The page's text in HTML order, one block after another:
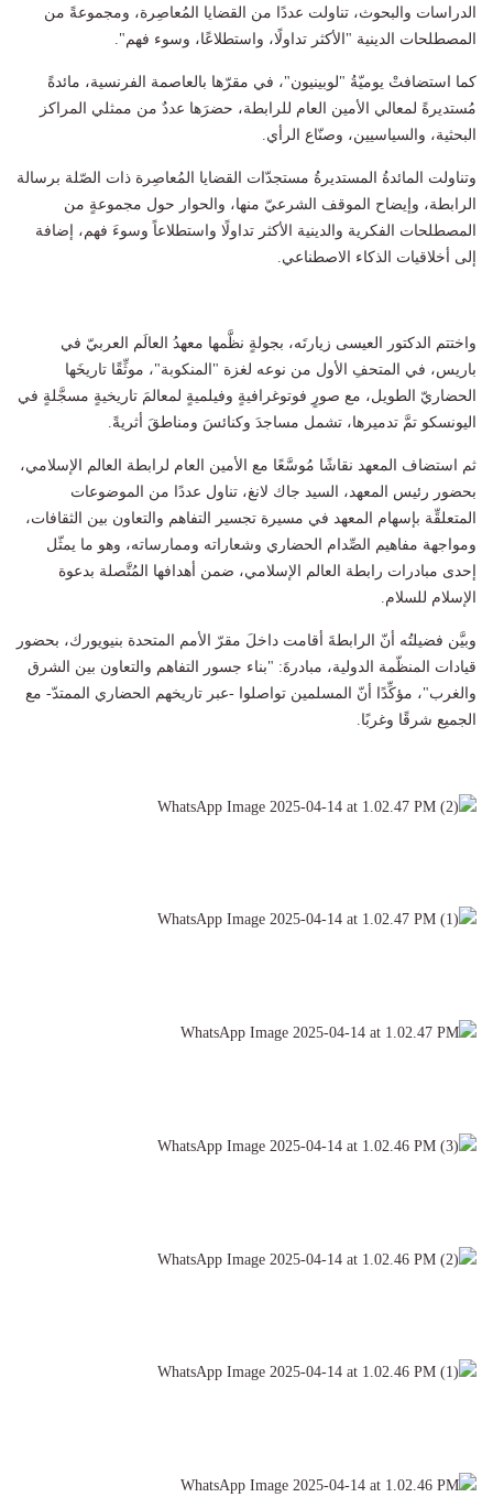
الدراسات والبحوث، تناولت عددًا من القضايا المُعاصِرة، ومجموعةً من
المصطلحات الدينية "الأكثر تداولًا، واستطلاعًا، وسوء فهم".
كما استضافتْ يوميّةُ "لوبينيون"، في مقرّها بالعاصمة الفرنسية، مائدةً
مُستديرةً لمعالي الأمين العام للرابطة، حضرَها عددٌ من ممثلي المراكز
البحثية، والسياسيين، وصنّاع الرأي.
وتناولت المائدةُ المستديرةُ مستجدّات القضايا المُعاصِرة ذات الصّلة برسالة
الرابطة، وإيضاح الموقف الشرعيّ منها، والحوار حول مجموعةٍ من
المصطلحات الفكرية والدينية الأكثر تداولًا واستطلاعاً وسوءَ فهم، إضافة
إلى أخلاقيات الذكاء الاصطناعي.
واختتم الدكتور العيسى زيارتَه، بجولةٍ نظَّمها معهدُ العالَم العربيّ في
باريس، في المتحفِ الأول من نوعه لغزة "المنكوبة"، موثِّقًا تاريخَها
الحضاريّ الطويل، مع صورٍ فوتوغرافيةٍ وفيلميةٍ لمعالمَ تاريخيةٍ مسجَّلةٍ في
اليونسكو تمَّ تدميرها، تشمل مساجدَ وكنائسَ ومناطقَ أثريةً.
ثم استضاف المعهد نقاشًا مُوسَّعًا مع الأمين العام لرابطة العالم الإسلامي،
بحضور رئيس المعهد، السيد جاك لانغ، تناول عددًا من الموضوعات
المتعلقِّة بإسهام المعهد في مسيرة تجسير التفاهم والتعاون بين الثقافات،
ومواجهة مفاهيم الصِّدام الحضاري وشعاراته وممارساته، وهو ما يمثّل
إحدى مبادرات رابطة العالم الإسلامي، ضمن أهدافها المُتَّصلة بدعوة
الإسلام للسلام.
وبيَّن فضيلتُه أنّ الرابطةَ أقامت داخلَ مقرّ الأمم المتحدة بنيويورك، بحضور
قيادات المنظّمة الدولية، مبادرةَ: "بناء جسور التفاهم والتعاون بين الشرق
والغرب"، مؤكِّدًا أنّ المسلمين تواصلوا -عبر تاريخهم الحضاري الممتدّ- مع
الجميع شرقًا وغربًا.